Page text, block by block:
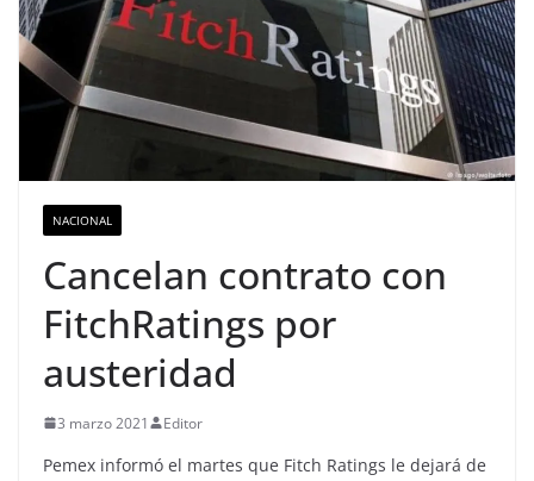
NACIONAL
Cancelan contrato con
FitchRatings por
austeridad
3 marzo 2021 Editor
Pemex informó el martes que Fitch Ratings le dejará de